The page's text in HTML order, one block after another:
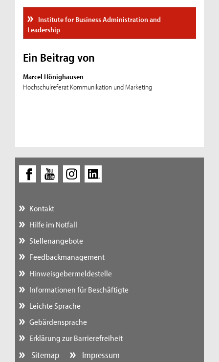
Institute for Business Administration and
Leadership
Ein Beitrag von
Marcel Hönighausen
Hochschulreferat Kommunikation und Marketing
Kontakt
Hilfe im Notfall
Stellenangebote
Feedbackmanagement
Hinweisgebermeldestelle
Informationen für Beschäftigte
Leichte Sprache
Gebärdensprache
Erklärung zur Barrierefreiheit
Sitemap Impressum